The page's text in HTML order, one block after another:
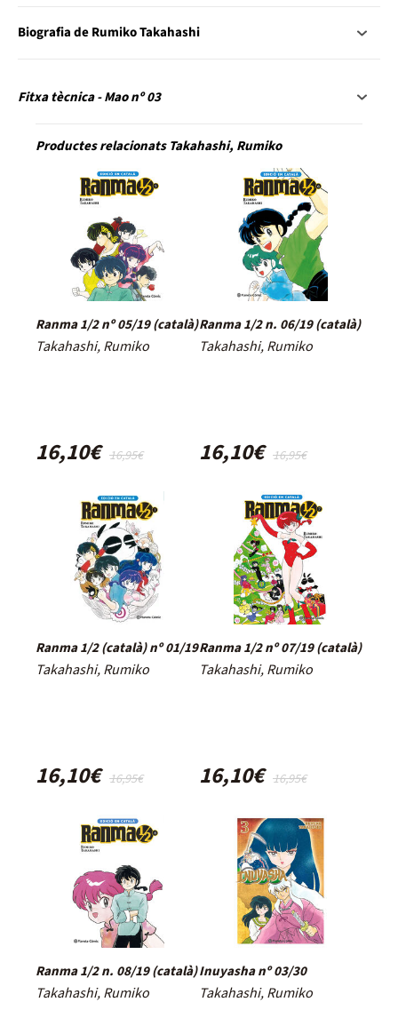
Biografia de Rumiko Takahashi
Fitxa tècnica - Mao nº 03
Productes relacionats Takahashi, Rumiko
Ranma 1/2 nº 05/19 (català)
Takahashi, Rumiko
16,95€
16,10€
Ranma 1/2 n. 06/19 (català)
Takahashi, Rumiko
16,95€
16,10€
Ranma 1/2 (català) nº 01/19
Takahashi, Rumiko
16,95€
16,10€
Ranma 1/2 nº 07/19 (català)
Takahashi, Rumiko
16,95€
16,10€
Ranma 1/2 n. 08/19 (català)
Takahashi, Rumiko
Inuyasha nº 03/30
Takahashi, Rumiko